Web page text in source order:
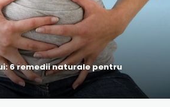
6 remedii naturale pentru